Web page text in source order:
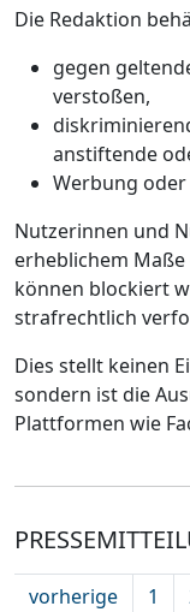
Die Redaktion
gegen
verstoßen,
anstiftende
Werbung
Nutzerinnen und
erheblichem
können blockiert
strafrechtlich
Dies stellt keinen
sondern ist die
Plattformen wie
vorherige 1